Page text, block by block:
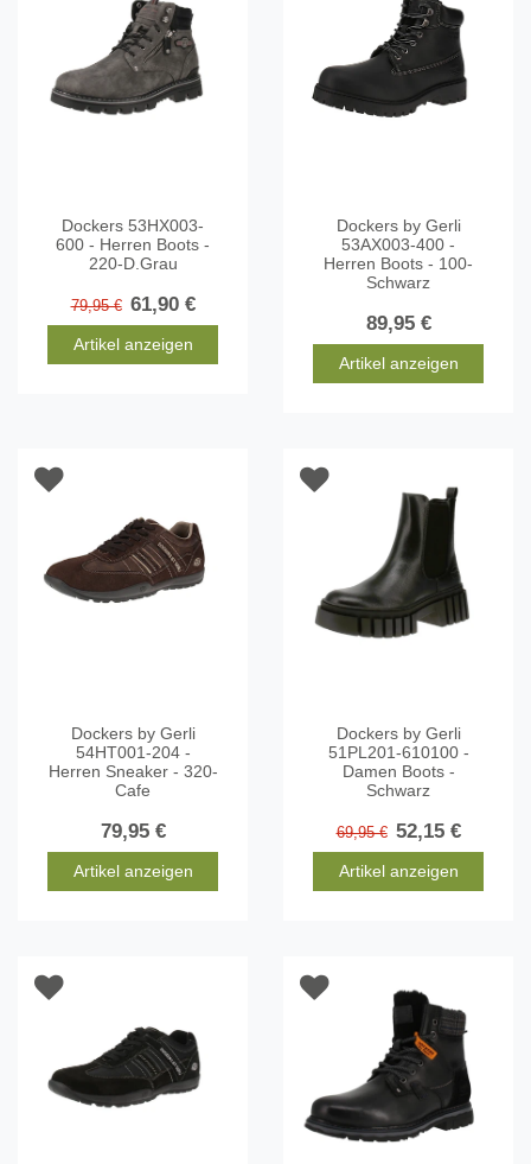
Dockers 53HX003-
600 - Herren Boots -
220-D.Grau
79,95 € 61,90 €
Artikel anzeigen
Dockers by Gerli
53AX003-400 -
Herren Boots - 100-
Schwarz
89,95 €
Artikel anzeigen
Dockers by Gerli
54HT001-204 -
Herren Sneaker - 320-
Cafe
79,95 €
Artikel anzeigen
Dockers by Gerli
51PL201-610100 -
Damen Boots -
Schwarz
69,95 € 52,15 €
Artikel anzeigen